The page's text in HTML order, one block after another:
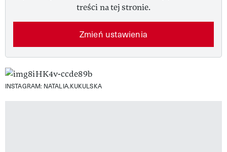
treści na tej stronie.
Zmień ustawienia
INSTAGRAM: NATALIA.KUKULSKA